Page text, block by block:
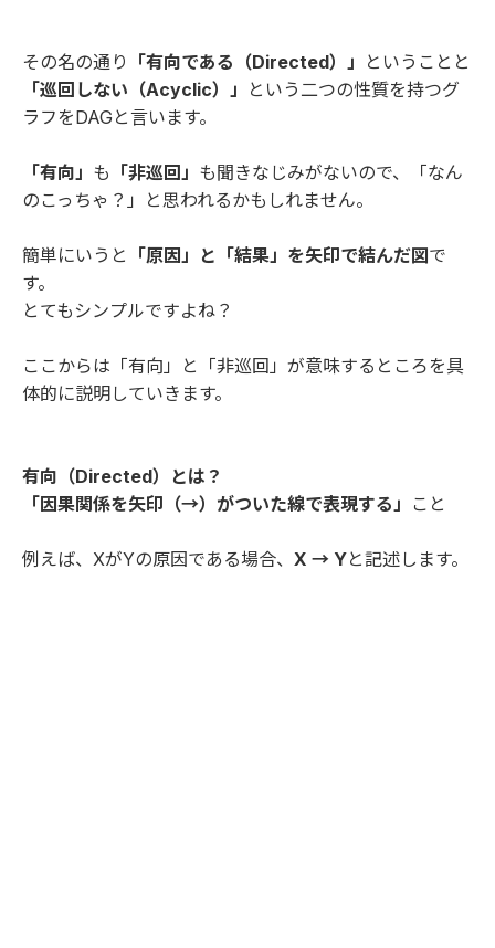
その名の通り 「有向である（Directed）」
ということと
「巡回しない（Acyclic）」
という二つの性質を持つグ
ラフをDAGと言います。
「有向」 も 「非巡回」 も聞きなじみがないので、「なん
のこっちゃ？」と思われるかもしれません。
簡単にいうと 「原因」と「結果」を矢印で結んだ図で
す。
とてもシンプルですよね？
ここからは「有向」と「非巡回」が意味するところを具
体的に説明していきます。
有向（Directed）とは？
「因果関係を矢印（→）がついた線で表現する」
こと
例えば、XがYの原因である場合、 X → Yと記述します。